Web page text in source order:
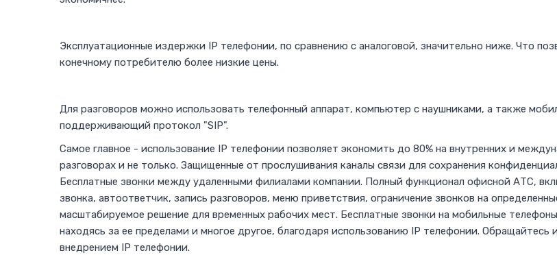
Эксплуатационные издержки IP телефонии, по сравнению с аналоговой, значительно ниже. Что
конечному потребителю более низкие цены.
Для разговоров можно использовать телефонный аппарат, компьютер с наушниками, а также
поддерживающий протокол "SIP".
Самое главное - использование IP телефонии позволяет экономить до 80% на внутренних и
разговорах и не только. Защищенные от прослушивания каналы связи для сохранения
Бесплатные звонки между удаленными филиалами компании. Полный функционал офисной АТС,
звонка, автоответчик, запись разговоров, меню приветствия, ограничение звонков на
масштабируемое решение для временных рабочих мест. Бесплатные звонки на мобильные
находясь за ее пределами и многое другое, благодаря использованию IP телефонии.
внедрением IP телефонии.